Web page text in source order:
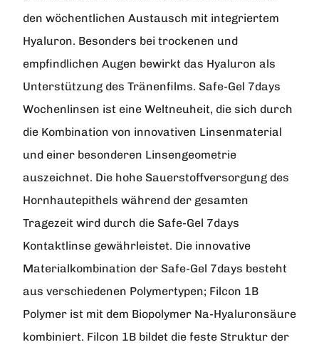
den wöchentlichen Austausch mit integriertem
Hyaluron. Besonders bei trockenen und
empfindlichen Augen bewirkt das Hyaluron als
Unterstützung des Tränenfilms. Safe-Gel 7days
Wochenlinsen ist eine Weltneuheit, die sich durch
die Kombination von innovativen Linsenmaterial
und einer besonderen Linsengeometrie
auszeichnet. Die hohe Sauerstoffversorgung des
Hornhautepithels während der gesamten
Tragezeit wird durch die Safe-Gel 7days
Kontaktlinse gewährleistet. Die innovative
Materialkombination der Safe-Gel 7days besteht
aus verschiedenen Polymertypen; Filcon 1B
Polymer ist mit dem Biopolymer Na-Hyaluronsäure
kombiniert. Filcon 1B bildet die feste Struktur der